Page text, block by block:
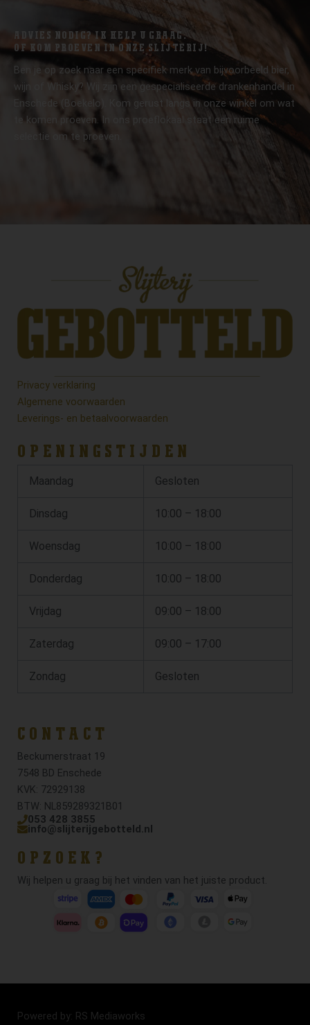
ADVIES NODIG? IK HELP U GRAAG.
OF KOM PROEVEN IN ONZE SLIJTERIJ!
Ben je op zoek naar een specifiek merk van bijvoorbeeld bier,
wijn of Whisky? Wij zijn een gespecialiseerde drankenhandel in
Enschede (Boekelo). Kom gerust langs in onze winkel om wat
te komen proeven. In ons proeflokaal staat een ruime
selectie om te proeven.
Privacy verklaring
Algemene voorwaarden
Leverings- en betaalvoorwaarden
OPENINGSTIJDEN
Maandag Gesloten
Dinsdag 10:00 – 18:00
Woensdag 10:00 – 18:00
Donderdag 10:00 – 18:00
Vrijdag 09:00 – 18:00
Zaterdag 09:00 – 17:00
Zondag Gesloten
CONTACT
Beckumerstraat 19
7548 BD Enschede
KVK: 72929138
BTW: NL859289321B01
053 428 3855
info@slijterijgebotteld.nl
OPZOEK?
Wij helpen u graag bij het vinden van het juiste product.
Powered by: RS Mediaworks